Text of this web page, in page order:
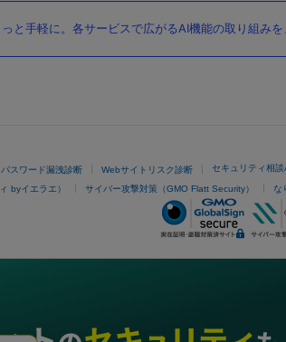
と手軽に。各サービスで広がるAI機能の取り組みを
パスワード漏洩診断 Webサイトリスク診断 セキュリティ相
byイエラエ） サイバー攻撃対策（GMO Flatt Security） な